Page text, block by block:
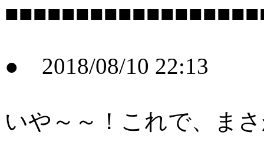
● 2018/08/10 22:13
いや～～！これで、ま